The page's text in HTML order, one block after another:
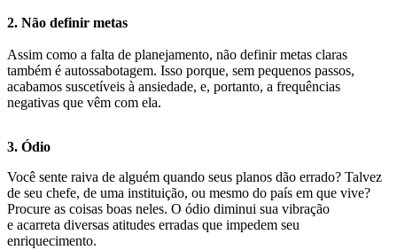
2. Não definir metas
Assim como a falta de planejamento, não definir metas claras
também é autossabotagem. Isso porque, sem pequenos passos,
acabamos suscetíveis à ansiedade, e, portanto, a frequências
negativas que vêm com ela.
3. Ódio
Você sente raiva de alguém quando seus planos dão errado? Talvez
de seu chefe, de uma instituição, ou mesmo do país em que vive?
Procure as coisas boas neles. O ódio diminui sua vibração
e acarreta diversas atitudes erradas que impedem seu
enriquecimento.